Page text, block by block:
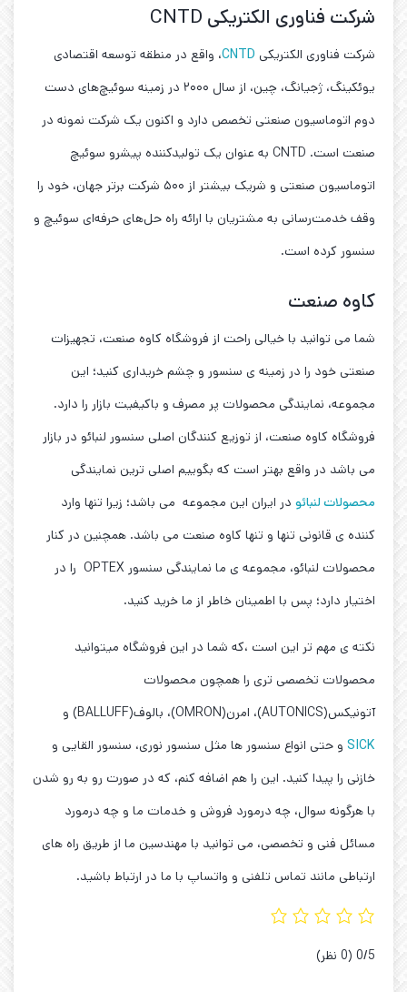
شرکت فناوری الکتریکی CNTD
شرکت فناوری الکتریکی CNTD، واقع در منطقه توسعه اقتصادی
یوئکینگ، ژجیانگ، چین، از سال ۲۰۰۰ در زمینه سوئیچ‌های دست
دوم اتوماسیون صنعتی تخصص دارد و اکنون یک شرکت نمونه در
صنعت است. CNTD به عنوان یک تولیدکننده پیشرو سوئیچ
اتوماسیون صنعتی و شریک بیشتر از ۵۰۰ شرکت برتر جهان، خود را
وقف خدمت‌رسانی به مشتریان با ارائه راه‌ حل‌های حرفه‌ای سوئیچ و
سنسور کرده است.
کاوه صنعت
شما می توانید با خیالی راحت از فروشگاه کاوه صنعت، تجهیزات
صنعتی خود را در زمینه ی سنسور و چشم خریداری کنید؛ این
مجموعه، نمایندگی محصولات پر مصرف و باکیفیت بازار را دارد.
فروشگاه کاوه صنعت، از توزیع کنندگان اصلی سنسور لنبائو در بازار
می باشد در واقع بهتر است که بگوییم اصلی ترین نمایندگی
محصولات لنبائو در ایران این مجموعه می باشد؛ زیرا تنها وارد
کننده ی قانونی تنها و تنها کاوه صنعت می باشد. همچنین در کنار
محصولات لنبائو، مجموعه ی ما نمایندگی سنسور OPTEX را در
اختیار دارد؛ پس با اطمینان خاطر از ما خرید کنید.
نکته ی مهم تر این است ،که شما در این فروشگاه میتوانید
محصولات تخصصی تری را همچون محصولات
آتونیکس(AUTONICS)، امرن(OMRON)، بالوف(BALLUFF) و
SICK و حتی انواع سنسور ها مثل سنسور نوری، سنسور القایی و
خازنی را پیدا کنید. این را هم اضافه کنم، که در صورت رو به رو شدن
با هرگونه سوال، چه درمورد فروش و خدمات ما و چه درمورد
مسائل فنی و تخصصی، می توانید با مهندسین ما از طریق راه های
ارتباطی مانند تماس تلفنی و واتساپ با ما در ارتباط باشید.
‫0/5 ‫(0 نظر)